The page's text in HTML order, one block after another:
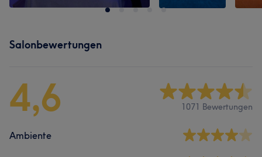
Salonbewertungen
4,6 1071 Bewertungen
Ambiente